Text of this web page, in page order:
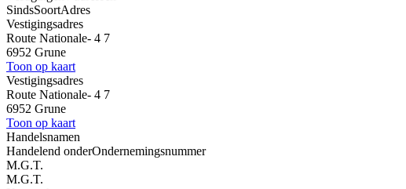
SindsSoortAdres
Vestigingsadres
Route Nationale- 4 7
6952 Grune
Toon op kaart
Vestigingsadres
Route Nationale- 4 7
6952 Grune
Toon op kaart
Handelsnamen
Handelend onderOndernemingsnummer
M.G.T.
M.G.T.